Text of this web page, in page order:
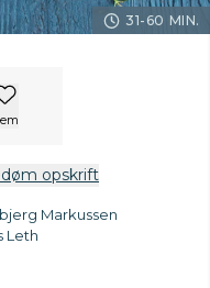
31-60 MIN.
opskrift
Markussen
Leth